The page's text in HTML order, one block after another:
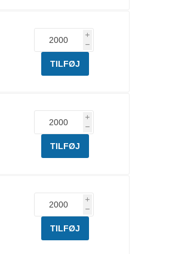
i
h
i
h
i
h